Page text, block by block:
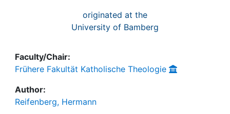
originated at the
University of Bamberg
Faculty/Chair:
Frühere Fakultät Katholische Theologie
Author:
Reifenberg, Hermann